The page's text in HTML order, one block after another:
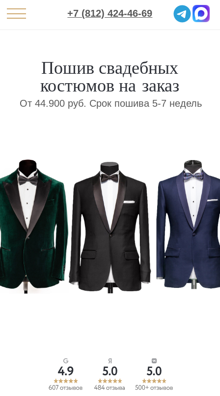
+7 (812) 424-46-69
костюмов на заказ
От 44.900 руб. Срок пошива 5-7 недель